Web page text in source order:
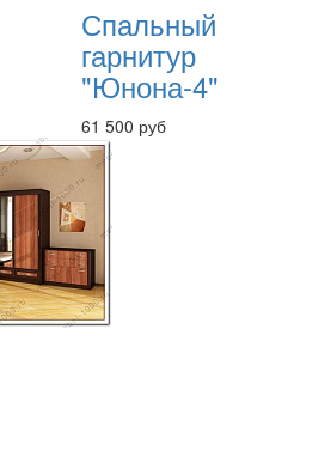
Спальный
гарнитур
"Юнона-4"
61 500 руб